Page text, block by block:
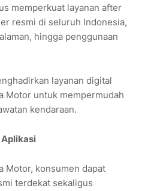
memperkuat layanan after
resmi di seluruh Indonesia,
hingga penggunaan
layanan digital
Motor untuk mempermudah
kendaraan.
Motor, konsumen dapat
terdekat sekaligus